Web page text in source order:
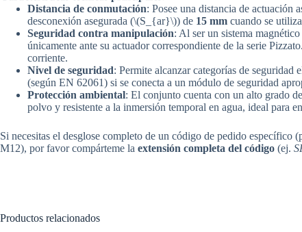
Distancia de conmutación: Posee una distancia de actuación
desconexión asegurada (\(S_{ar}\)) de 15 mm cuando se
Seguridad contra manipulación: Al ser un sistema
únicamente ante su actuador correspondiente de la serie Pizzato
corriente.
Nivel de seguridad: Permite alcanzar categorías de seguridad
(según EN 62061) si se conecta a un módulo de seguridad
Protección ambiental: El conjunto cuenta con un alto grado
polvo y resistente a la inmersión temporal en agua, ideal para
Si necesitas el desglose completo de un código de pedido específico
M12), por favor compárteme la extensión completa del código (ej.
Productos relacionados